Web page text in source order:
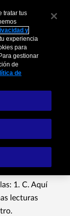
Chubb
que
1. C. Aquí
lecturas
tratar tus
y
experiencia
para
gestionar
de
de